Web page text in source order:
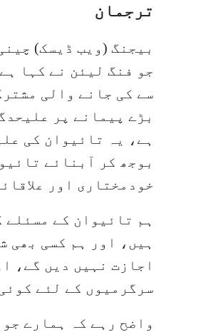
ترجمان
بیجنگ (ویب ڈیسک)
جو فنگ لیئن نے کہا
سے کی جانے والی
بڑے پیمانے پر
ہے، یہ تائیوان کی
بوجھ کر آبنائے
خودمختاری اور
ہم تائیوان کے
ہیں، اور ہم کسی بھی
اجازت نہیں دیں گے،
سرگرمیوں کے لئے
واضح رہے کہ ہمارے